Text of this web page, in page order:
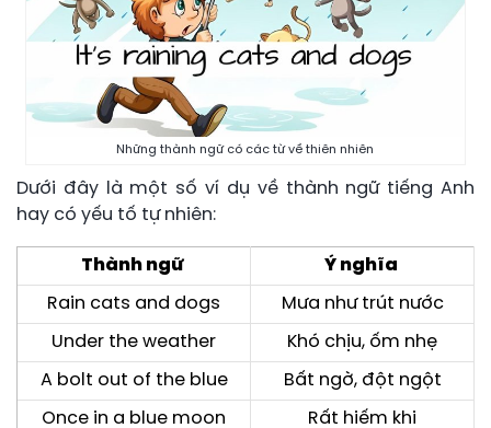
Những thành ngữ có các từ về thiên nhiên
Dưới đây là một số ví dụ về thành ngữ tiếng Anh
hay có yếu tố tự nhiên:
Thành ngữ Ý nghĩa
Rain cats and dogs Mưa như trút nước
Under the weather Khó chịu, ốm nhẹ
A bolt out of the blue Bất ngờ, đột ngột
Once in a blue moon Rất hiếm khi